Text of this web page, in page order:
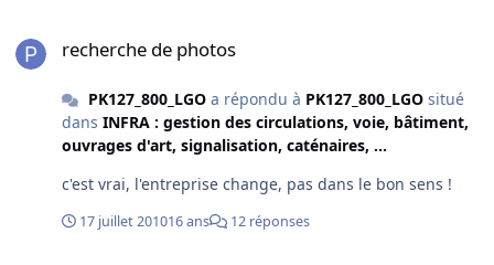
étonnant qu'il ne reste plus grand chose! J'ai pris
intéressé, je les posterais ! merci. francois
recherche de photos
PK127_800_LGOa répondu à PK127_800_LGOsitué
dans INFRA : gestion des circulations, voie, bâtiment,
ouvrages d'art, signalisation, caténaires, ...
c'est vrai, l'entreprise change, pas dans le bon sens !
17 juillet 201016 ans 12 réponses